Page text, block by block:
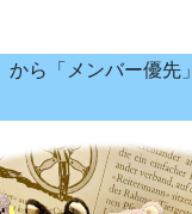
から「メンバー優